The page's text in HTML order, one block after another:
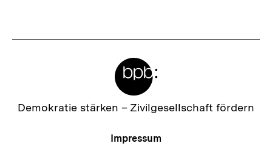
Zur
Demokratie stärken – Zivilgesellschaft fördern
Meta-
Impressum